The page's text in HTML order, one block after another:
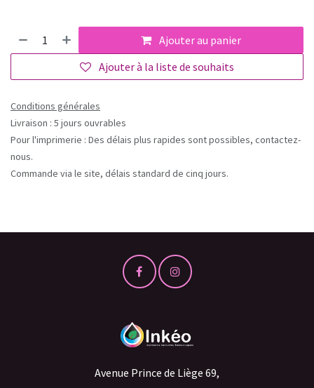
Ajouter au panier
Ajouter à la liste de souhaits
Conditions générales
Livraison : 5 jours ouvrables
Pour l'imprimerie : Des délais plus rapides sont possibles, contactez-
nous.
Commande via le site, délais standard de cinq jours.
Avenue Prince de Liège 69,